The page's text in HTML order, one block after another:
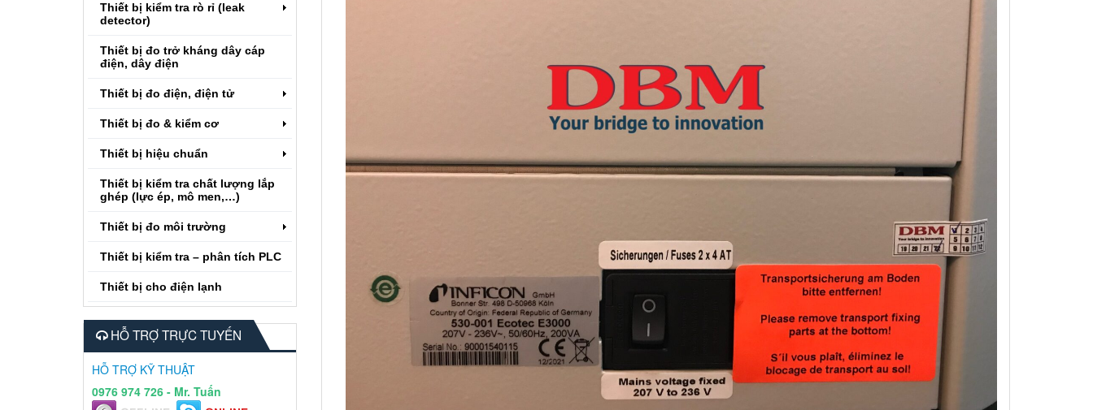
Thiết bị kiểm tra rò rỉ (leak
detector)
Thiết bị đo trở kháng dây cáp
điện, dây điện
Thiết bị đo điện, điện tử
Thiết bị đo & kiểm cơ
Thiết bị hiệu chuẩn
Thiết bị kiểm tra chất lượng lắp
ghép (lực ép, mô men,…)
Thiết bị đo môi trường
Thiết bị kiểm tra – phân tích PLC
Thiết bị cho điện lạnh
HỖ TRỢ TRỰC TUYẾN
HỖ TRỢ KỸ THUẬT
0976 974 726 - Mr. Tuấn